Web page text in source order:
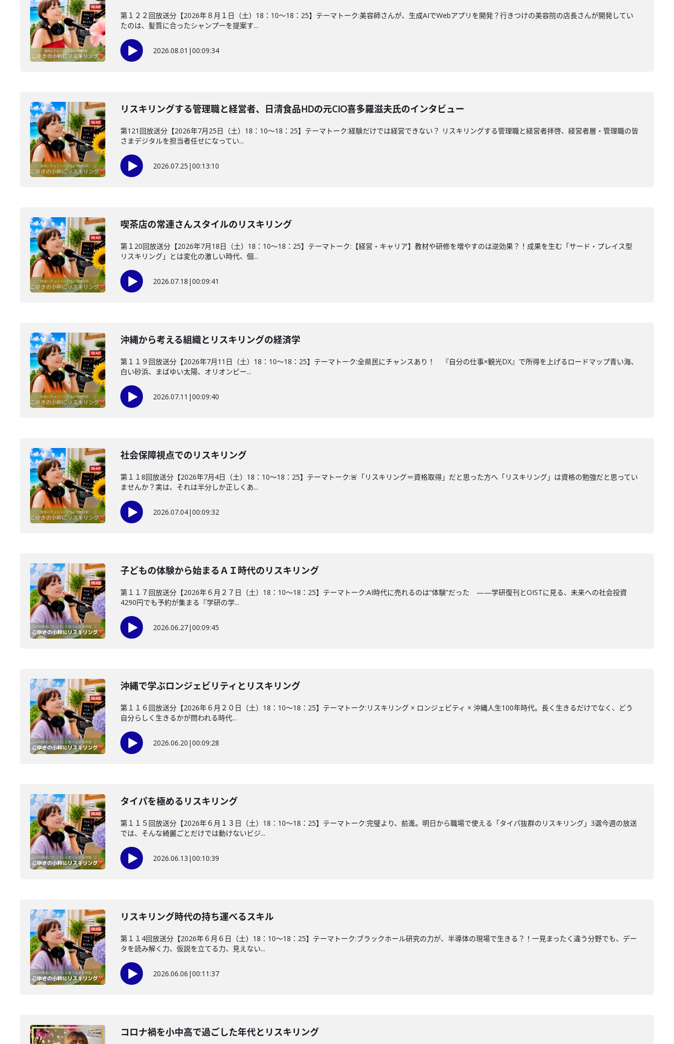
第１２２回放送分【2026年８月１日（土）18：10～18：25】テーマトーク:美容師さんが、生成AIでWebアプリを開発？行きつけの美容院の店長さんが開発してい
たのは、髪質に合ったシャンプーを提案す...
2026.08.01 |00:09:34
リスキリングする管理職と経営者、日清食品HDの元CIO喜多羅滋夫氏のインタビュー
第121回放送分【2026年7月25日（土）18：10～18：25】テーマトーク:経験だけでは経営できない？ リスキリングする管理職と経営者拝啓、経営者層・管理職の皆
さまデジタルを担当者任せになってい...
2026.07.25 |00:13:10
喫茶店の常連さんスタイルのリスキリング
第１20回放送分【2026年7月18日（土）18：10～18：25】テーマトーク:【経営・キャリア】教材や研修を増やすのは逆効果？！成果を生む「サード・プレイス型
リスキリング」とは変化の激しい時代、個...
2026.07.18 |00:09:41
沖縄から考える組織とリスキリングの経済学
第１１９回放送分【2026年7月11日（土）18：10～18：25】テーマトーク:全県民にチャンスあり！ 『自分の仕事×観光DX』で所得を上げるロードマップ青い海、
白い砂浜、まばゆい太陽、オリオンビー...
2026.07.11 |00:09:40
社会保障視点でのリスキリング
第１１8回放送分【2026年7月4日（土）18：10～18：25】テーマトーク:🚨「リスキリング＝資格取得」だと思った方へ「リスキリング」は資格の勉強だと思ってい
ませんか？実は、それは半分しか正しくあ...
2026.07.04|00:09:32
子どもの体験から始まるＡＩ時代のリスキリング
第１１７回放送分【2026年６月２７日（土）18：10～18：25】テーマトーク:AI時代に売れるのは“体験”だった ——学研復刊とOISTに見る、未来への社会投資
4290円でも予約が集まる『学研の学...
2026.06.27|00:09:45
沖縄で学ぶロンジェビリティとリスキリング
第１１６回放送分【2026年６月２０日（土）18：10～18：25】テーマトーク:リスキリング × ロンジェビティ × 沖縄人生100年時代。長く生きるだけでなく、どう
自分らしく生きるかが問われる時代...
2026.06.20 |00:09:28
タイパを極めるリスキリング
第１１５回放送分【2026年６月１３日（土）18：10～18：25】テーマトーク:完璧より、前進。明日から職場で使える「タイパ抜群のリスキリング」3選今週の放送
では、そんな綺麗ごとだけでは動けないビジ...
2026.06.13 |00:10:39
リスキリング時代の持ち運べるスキル
第１１4回放送分【2026年６月６日（土）18：10～18：25】テーマトーク:ブラックホール研究の力が、半導体の現場で生きる？！一見まったく違う分野でも、デー
タを読み解く力、仮説を立てる力、見えない...
2026.06.06 |00:11:37
コロナ禍を小中高で過ごした年代とリスキリング